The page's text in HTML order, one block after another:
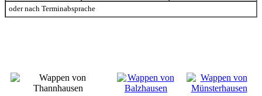
oder nach Terminabsprache